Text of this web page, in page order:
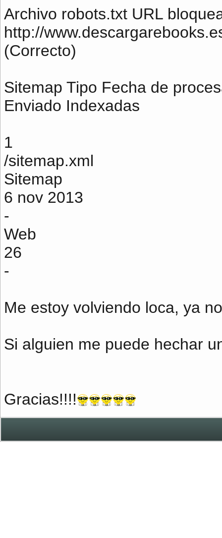
Archivo robots.txt URL
http://
(Correcto)
Sitemap Tipo Fecha de
Enviado Indexadas
1
/sitemap.xml
Sitemap
6 nov 2013
-
Web
26
-
Me estoy volviendo loca, ya
Si alguien me puede hechar
Gracias!!!!